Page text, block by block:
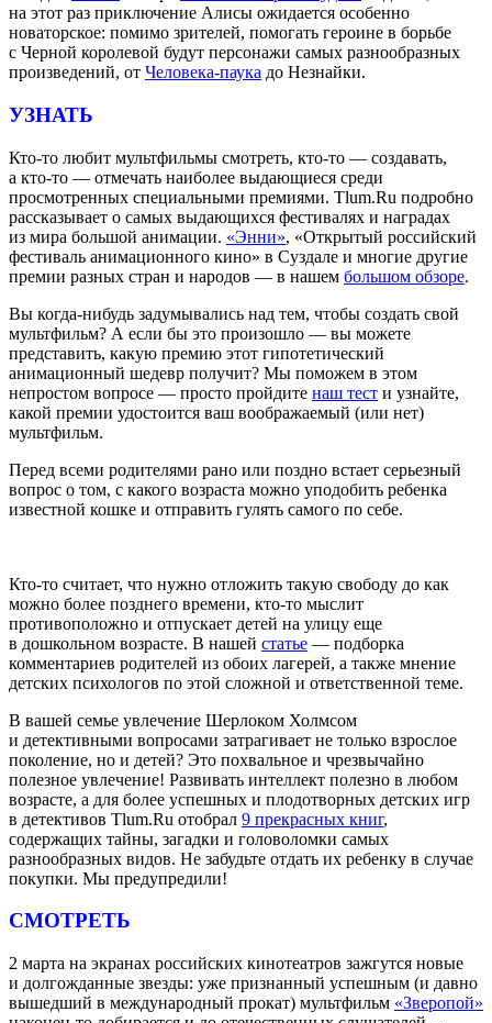
на этот раз приключение Алисы ожидается особенно
новаторское: помимо зрителей, помогать героине в борьбе
с Черной королевой будут персонажи самых разнообразных
произведений, от Человека-паука до Незнайки.
УЗНАТЬ
Кто-то любит мультфильмы смотреть, кто-то — создавать,
а кто-то — отмечать наиболее выдающиеся среди
просмотренных специальными премиями. Tlum.Ru подробно
рассказывает о самых выдающихся фестивалях и наградах
из мира большой анимации. «Энни», «Открытый российский
фестиваль анимационного кино» в Суздале и многие другие
премии разных стран и народов — в нашем большом обзоре.
Вы когда-нибудь задумывались над тем, чтобы создать свой
мультфильм? А если бы это произошло — вы можете
представить, какую премию этот гипотетический
анимационный шедевр получит? Мы поможем в этом
непростом вопросе — просто пройдите наш тест и узнайте,
какой премии удостоится ваш воображаемый (или нет)
мультфильм.
Перед всеми родителями рано или поздно встает серьезный
вопрос о том, с какого возраста можно уподобить ребенка
известной кошке и отправить гулять самого по себе.
Кто-то считает, что нужно отложить такую свободу до как
можно более позднего времени, кто-то мыслит
противоположно и отпускает детей на улицу еще
в дошкольном возрасте. В нашей статье — подборка
комментариев родителей из обоих лагерей, а также мнение
детских психологов по этой сложной и ответственной теме.
В вашей семье увлечение Шерлоком Холмсом
и детективными вопросами затрагивает не только взрослое
поколение, но и детей? Это похвальное и чрезвычайно
полезное увлечение! Развивать интеллект полезно в любом
возрасте, а для более успешных и плодотворных детских игр
в детективов Tlum.Ru отобрал 9 прекрасных книг,
содержащих тайны, загадки и головоломки самых
разнообразных видов. Не забудьте отдать их ребенку в случае
покупки. Мы предупредили!
СМОТРЕТЬ
2 марта на экранах российских кинотеатров зажгутся новые
и долгожданные звезды: уже признанный успешным (и давно
вышедший в международный прокат) мультфильм «Зверопой»